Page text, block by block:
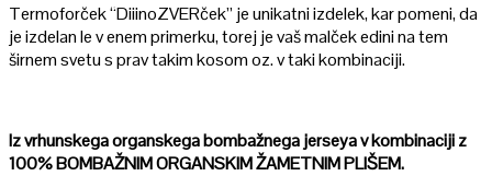
Termoforček “DiiinoZVERček” je unikatni izdelek, kar pomeni, da
je izdelan le v enem primerku, torej je vaš malček edini na tem
širnem svetu s prav takim kosom oz. v taki kombinaciji.
Iz vrhunskega organskega bombažnega jerseya v kombinaciji z
100% BOMBAŽNIM ORGANSKIM ŽAMETNIM PLIŠEM.